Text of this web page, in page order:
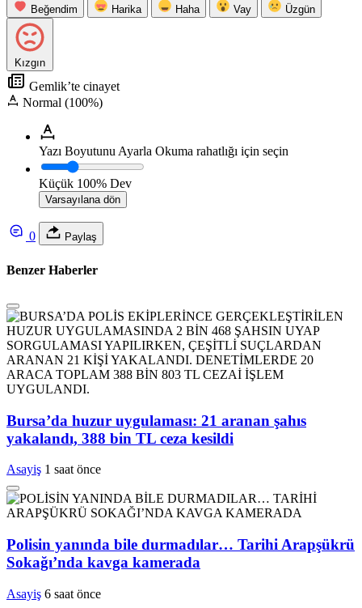
Beğendim Harika Haha Vay Üzgün
Kızgın
Gemlik’te cinayet
Normal (100%)
Yazı Boyutunu Ayarla Okuma rahatlığı için seçin
Küçük 100% Dev
Varsayılana dön
0 Paylaş
Benzer Haberler
Bursa’da huzur uygulaması: 21 aranan şahıs
yakalandı, 388 bin TL ceza kesildi
Asayiş 1 saat önce
Polisin yanında bile durmadılar… Tarihi Arapşükrü
Sokağı’nda kavga kamerada
Asayiş 6 saat önce